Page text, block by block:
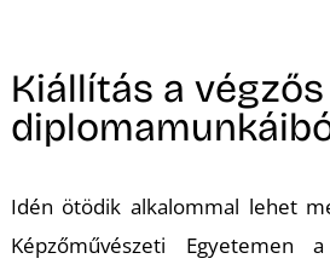
Kiállítás a
Idén ötödik alkalommal lehet
Képzőművészeti